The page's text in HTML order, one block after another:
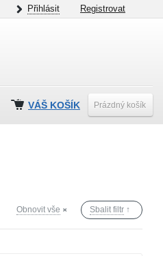
Přihlásit Registrovat
VÁŠ KOŠÍK Prázdný košík
Obnovit vše Sbalit filtr ↑